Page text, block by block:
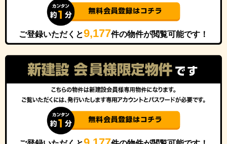
ご登録いただくと9,177件の物件が閲覧可能です！